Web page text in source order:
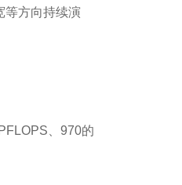
等方向持续演
、970的